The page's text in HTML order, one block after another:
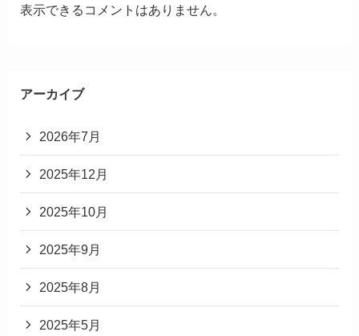
表示できるコメントはありません。
アーカイブ
2026年7月
2025年12月
2025年10月
2025年9月
2025年8月
2025年5月